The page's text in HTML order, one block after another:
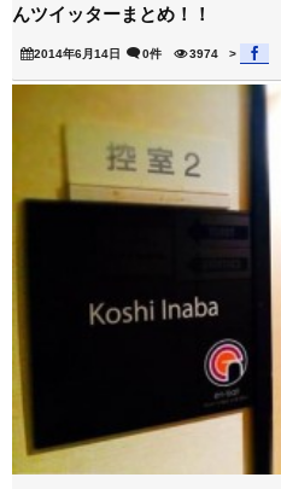
んツイッターまとめ！！
2014年6月14日 0件 3974 >